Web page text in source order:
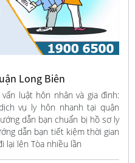
Long Biên
luật hôn nhân và gia đình:
vụ ly hôn nhanh tại quận
dẫn bạn chuẩn bị hồ sơ ly
dẫn bạn tiết kiệm thời gian
lại lên Tòa nhiều lần